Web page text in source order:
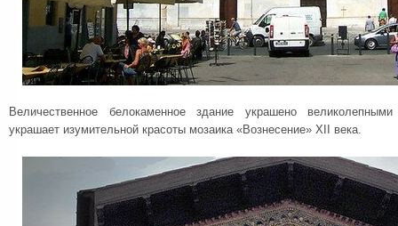
Величественное белокаменное здание украшено
украшает изумительной красоты мозаика «Вознесение» XII века.